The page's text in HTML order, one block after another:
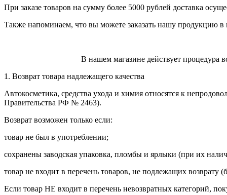
При заказе товаров на сумму более 5000 рублей доставка
Также напоминаем, что вы можете заказать нашу продукцию
В нашем магазине действует процедура
1. Возврат товара надлежащего качества
Автокосметика, средства ухода и химия относятся к
Правительства РФ № 2463).
Возврат возможен только если:
товар не был в употреблении;
сохранены заводская упаковка, пломбы и ярлыки (при их
товар не входит в перечень товаров, не подлежащих возврату
Если товар НЕ входит в перечень невозвратных категорий,